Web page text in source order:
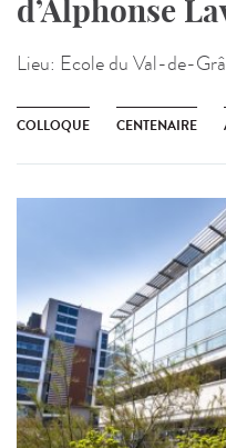
d’Alphonse
Lieu: Ecole du Val-de-
COLLOQUE CENTENAIRE